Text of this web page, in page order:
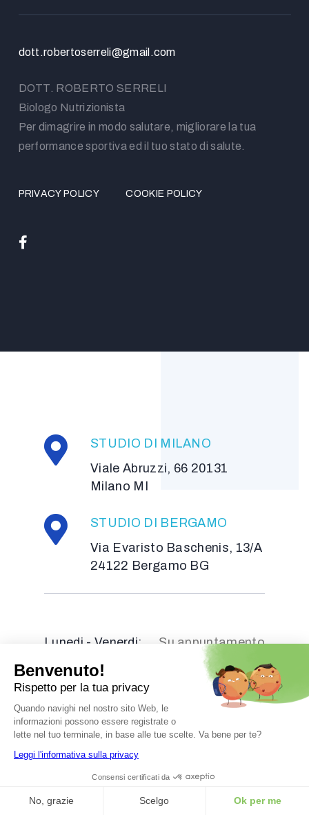
dott.robertoserreli@gmail.com
DOTT. ROBERTO SERRELI
Biologo Nutrizionista
Per dimagrire in modo salutare, migliorare la tua
performance sportiva ed il tuo stato di salute.
PRIVACY POLICY COOKIE POLICY
STUDIO DI MILANO
Viale Abruzzi, 66 20131
Milano MI
STUDIO DI BERGAMO
Via Evaristo Baschenis, 13/A
24122 Bergamo BG
Lunedi - Venerdi: Su appuntamento
© 2026 Nutrizionista Dott. Serreli
P.IVA 0362738
Ordine Biologi Lombardia N° AA_073655 -Credits